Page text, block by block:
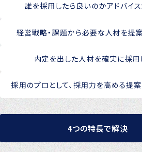
誰を採用したら良いのかアドバイ
経営戦略・課題から必要な人材を提
内定を出した人材を確実に採用
採用のプロとして、採用力を高める提
4つの特長で解決